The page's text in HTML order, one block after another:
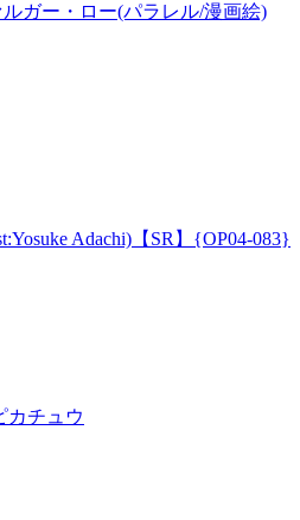
ルガー・ロー(パラレル/漫画絵)
Adachi)【SR】{OP04-083}
カチュウ